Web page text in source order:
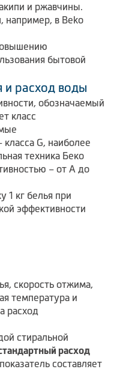
и ржавчины.
например, в Beko
бытовой
и расход воды
обозначаемый
класс
G, наиболее
техника Беко
– от А до
1 кг белья при
эффективности
скорость отжима,
температура и
расход
стиральной
расход
составляет